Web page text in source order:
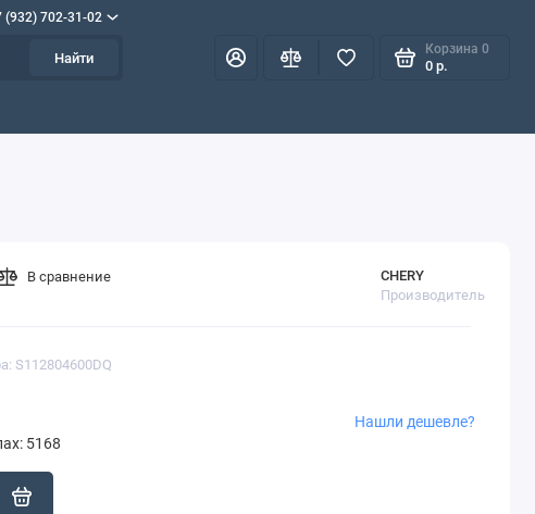
(932) 702-31-02
Найти
Корзина 0
0 р.
S112804600DQ
CHERY
Производитель
5168
Нашли дешевле?
В сравнение